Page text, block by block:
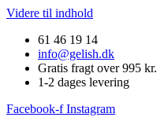
Videre til indhold
61 46 19 14
info@gelish.dk
Gratis fragt over 995 kr.
1-2 dages levering
Facebook-f Instagram